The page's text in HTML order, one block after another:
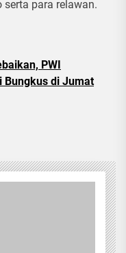
para relawan.
PWI
Bungkus di Jumat